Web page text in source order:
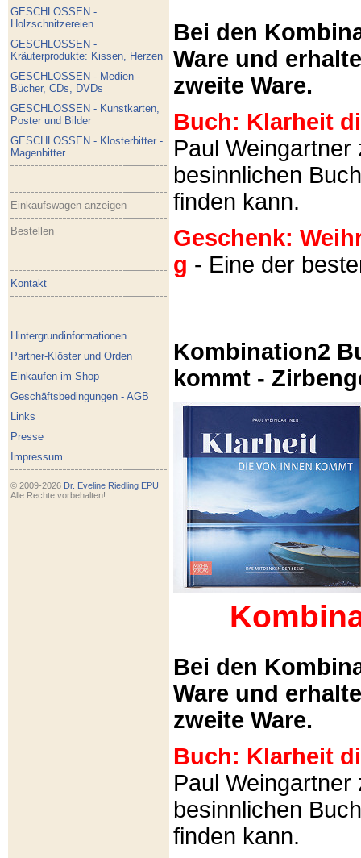
GESCHLOSSEN -
Holzschnitzereien
GESCHLOSSEN -
Kräuterprodukte: Kissen, Herzen
GESCHLOSSEN - Medien -
Bücher, CDs, DVDs
GESCHLOSSEN - Kunstkarten,
Poster und Bilder
GESCHLOSSEN - Klosterbitter -
Magenbitter
Einkaufswagen anzeigen
Bestellen
Kontakt
Hintergrundinformationen
Partner-Klöster und Orden
Einkaufen im Shop
Geschäftsbedingungen - AGB
Links
Presse
Impressum
© 2009-2026 Dr. Eveline Riedling EPU
Alle Rechte vorbehalten!
Bei den
Ware und
zweite Ware.
Buch: Klarheit
Paul
besinnlichen
finden kann.
Geschenk:
g - Eine der
Kombination2
kommt -
Bei den
Ware und
zweite Ware.
Buch: Klarheit
Paul
besinnlichen
finden kann.